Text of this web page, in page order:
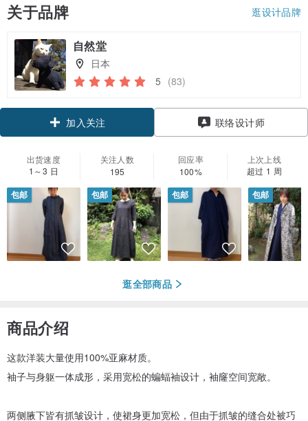
关于品牌 逛设计品牌
自然堂
日本
5 (83)
加入关注 联络设计师
出货速度
1～3 日
关注人数
195
回应率
100%
上次上线
超过 1 周
包邮 包邮 包邮 包邮
逛全部商品
商品介绍
这款洋装大量使用100%亚麻材质。
袖子与身躯一体成形，采用宽松的蝙蝠袖设计，袖窿空间宽敞。
两侧腋下皆有抓皱设计，使裙身更加宽松，但由于抓皱的缝合处被巧